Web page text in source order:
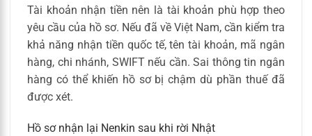
Tài khoản nhận tiền nên là tài khoản phù hợp theo
yêu cầu của hồ sơ. Nếu đã về Việt Nam, cần kiểm tra
khả năng nhận tiền quốc tế, tên tài khoản, mã ngân
hàng, chi nhánh, SWIFT nếu cần. Sai thông tin ngân
hàng có thể khiến hồ sơ bị chậm dù phần thuế đã
được xét.
Hồ sơ nhận lại Nenkin sau khi rời Nhật